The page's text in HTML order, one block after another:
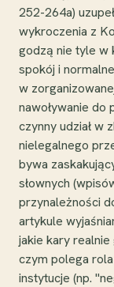
252-264a)
wykroczenia z
godzą nie tyle w
spokój i
w
nawoływanie do
czynny udział w
nielegalnego
bywa
słownych
przynależności
artykule
jakie kary
czym polega
instytucje (np.